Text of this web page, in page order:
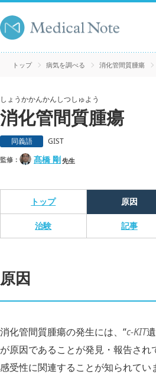
トップ 病気を調べる 消化管間質腫瘍
しょうかかんかんしつしゅよう
消化管間質腫瘍
同義語 GIST
監修： 髙橋 剛先生
トップ 原因
治験 記事
原因
消化管間質腫瘍の発生には、“c-KIT
が原因であることが発見・報告さ
感受性に関連することが知られてい